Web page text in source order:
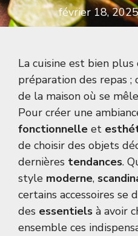
février 18, 2025
La cuisine est bien plus
préparation des repas
de la maison où se
Pour créer une
fonctionnelle et
de choisir des objets
dernières tendances.
style moderne,
certains accessoires se
des essentiels à avoir
ensemble ces